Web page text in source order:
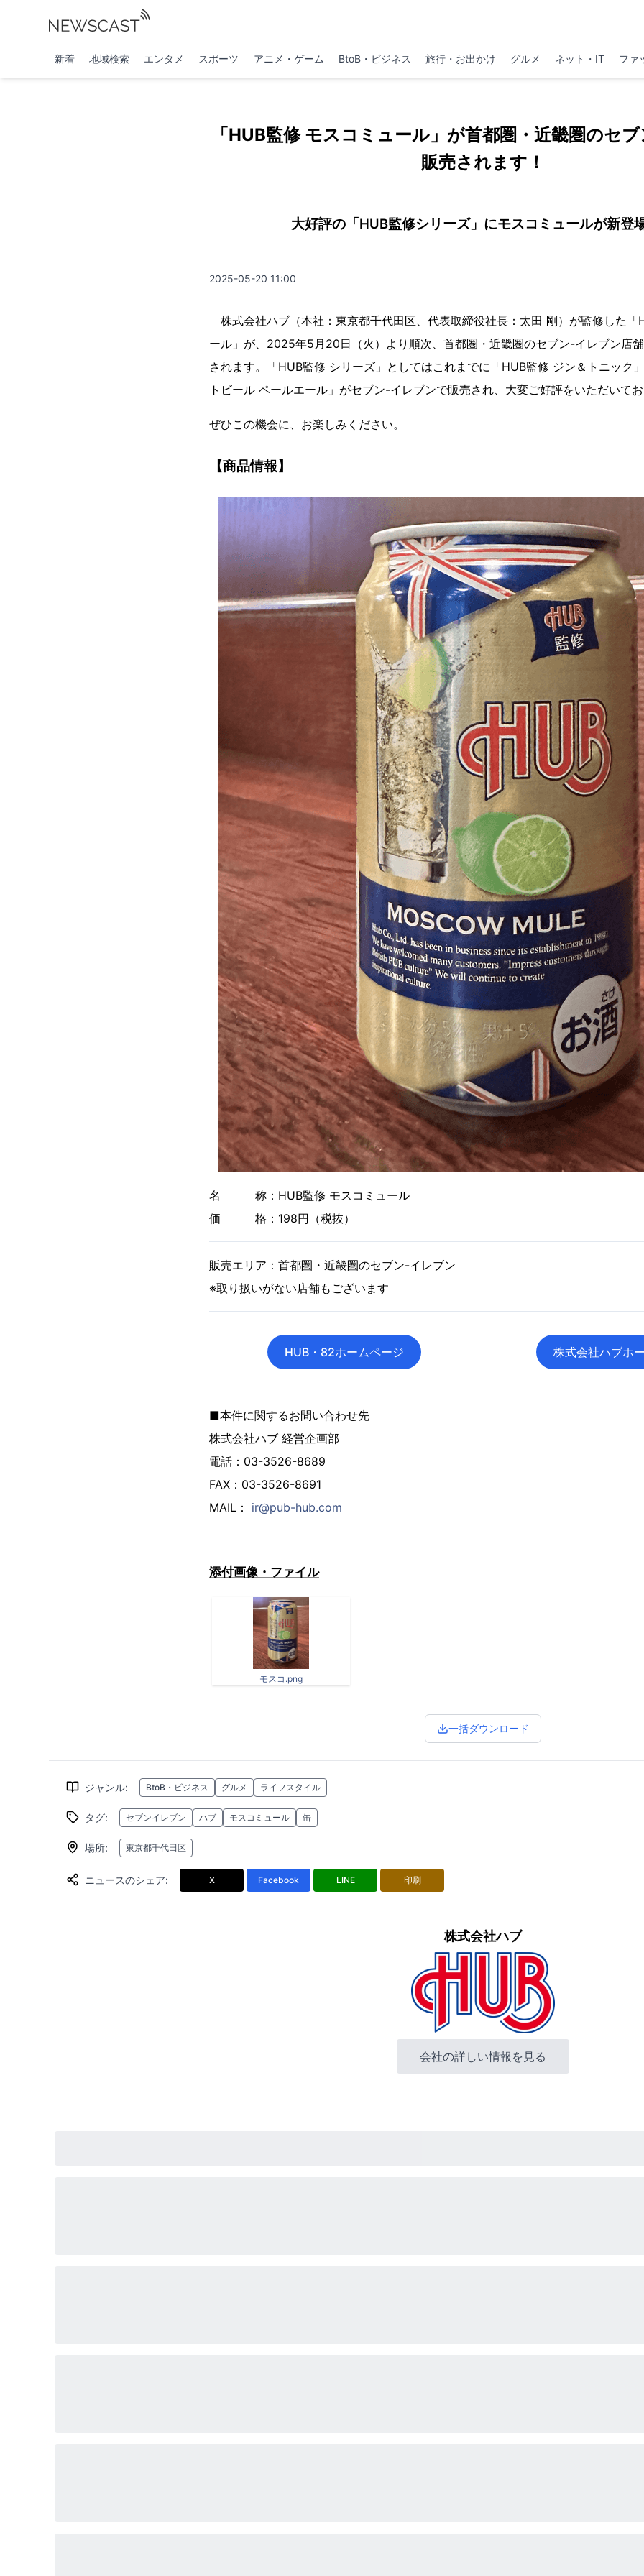
新着 地域検索 エンタメ スポーツ アニメ・ゲーム BtoB・ビジネス 旅行・お出かけ グルメ ネット・IT ファ
「HUB監修 モスコミュール」が首都圏・近畿圏のセ
販売されます！
大好評の「HUB監修シリーズ」にモスコミュールが新登
2025-05-20 11:00
株式会社ハブ（本社：東京都千代田区、代表取締役社長：太田 剛）が監修した「
ール」が、2025年5月20日（火）より順次、首都圏・近畿圏のセブン-イレブン店
されます。「HUB監修 シリーズ」としてはこれまでに「HUB監修 ジン＆トニック
トビール ペールエール」がセブン-イレブンで販売され、大変ご好評をいただいてお
ぜひこの機会に、お楽しみください。
【商品情報】
名 称：HUB監修 モスコミュール
価 格：198円（税抜）
販売エリア：首都圏・近畿圏のセブン-イレブン
※取り扱いがない店舗もございます
HUB・82ホームページ 株式会社ハブホ
■本件に関するお問い合わせ先
株式会社ハブ 経営企画部
電話：03-3526-8689
FAX：03-3526-8691
MAIL： ir@pub-hub.com
添付画像・ファイル
モスコ.png
一括ダウンロード
ジャンル: BtoB・ビジネス グルメ ライフスタイル
タグ: セブンイレブン ハブ モスコミュール 缶
場所: 東京都千代田区
ニュースのシェア: X Facebook LINE 印刷
株式会社ハブ
会社の詳しい情報を見る